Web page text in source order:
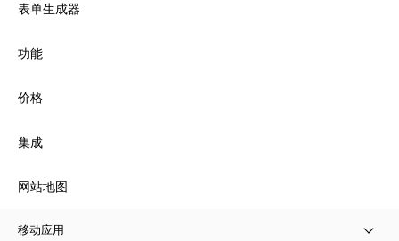
表单生成器
功能
价格
集成
网站地图
移动应用